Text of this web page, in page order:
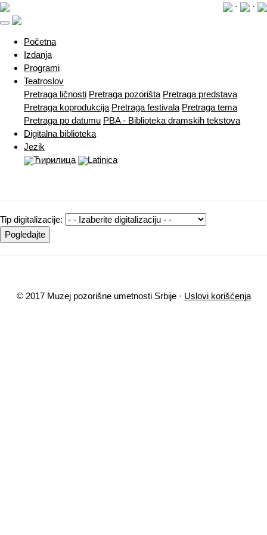
· ·
Početna(current)
Izdanja
Programi
Teatroslov
Pretraga ličnosti Pretraga pozorišta Pretraga predstava
Pretraga koprodukcija Pretraga festivala Pretraga tema
Pretraga po datumu PBA - Biblioteka dramskih tekstova
Digitalna biblioteka
Jezik
Ћирилица
Latinica
Tip digitalizacije:
Pogledajte
© 2017 Muzej pozorišne umetnosti Srbije · Uslovi korišćenja